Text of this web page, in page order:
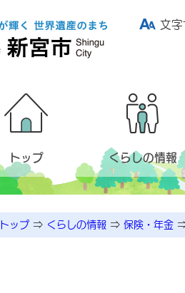
文字
トップ くらしの情報
トップ ⇒ くらしの情報 ⇒ 保険・年金